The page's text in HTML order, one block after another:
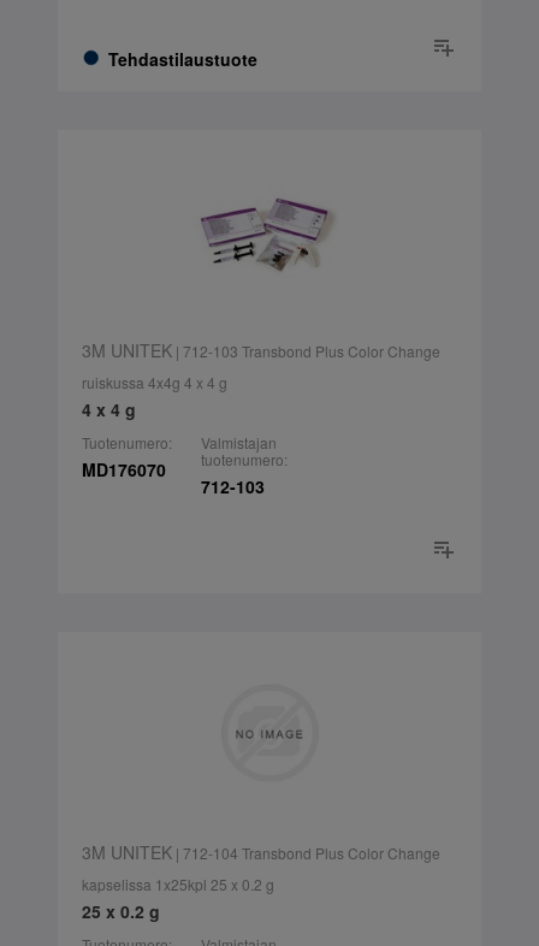
Tehdastilaustuote
3M UNITEK| 712-103 Transbond Plus Color Change
ruiskussa 4x4g 4 x 4 g
4 x 4 g
Tuotenumero:
MD176070
Valmistajan
tuotenumero:
712-103
3M UNITEK| 712-104 Transbond Plus Color Change
kapselissa 1x25kpl 25 x 0.2 g
25 x 0.2 g